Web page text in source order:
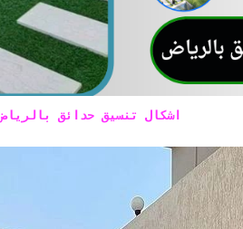
اشكال تنسيق حدائق بالرياض